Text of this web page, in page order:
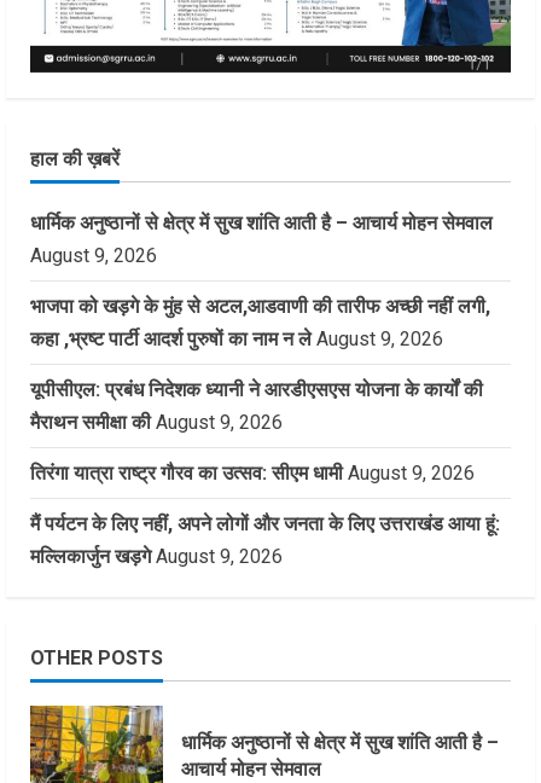
हाल की ख़बरें
धार्मिक अनुष्ठानों से क्षेत्र में सुख शांति आती है – आचार्य मोहन सेमवाल
August 9, 2026
भाजपा को खड़गे के मुंह से अटल,आडवाणी की तारीफ अच्छी नहीं लगी,
कहा ,भ्रष्ट पार्टी आदर्श पुरुषों का नाम न ले August 9, 2026
यूपीसीएल: प्रबंध निदेशक ध्यानी ने आरडीएसएस योजना के कार्यों की
मैराथन समीक्षा की August 9, 2026
तिरंगा यात्रा राष्ट्र गौरव का उत्सव: सीएम धामी August 9, 2026
मैं पर्यटन के लिए नहीं, अपने लोगों और जनता के लिए उत्तराखंड आया हूं:
मल्लिकार्जुन खड़गे August 9, 2026
OTHER POSTS
धार्मिक अनुष्ठानों से क्षेत्र में सुख शांति आती है –
आचार्य मोहन सेमवाल